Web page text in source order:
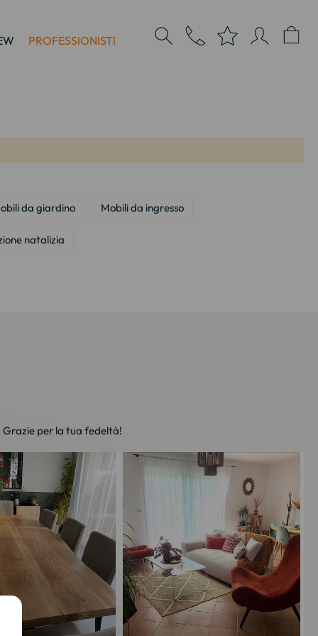
PROFESSIONISTI
da giardino Mobili da ingresso
natalizia
Grazie per la tua fedeltà!